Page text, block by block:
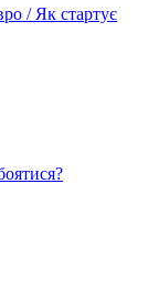
/ Як стартує